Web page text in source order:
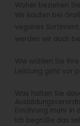
Woher beziehen
Wir kaufen bei
veganes
werden wir auch
Wie wählen Sie
Leistung geht vor
Was halten Sie
Ernährung mehr in
Ich begrüße das